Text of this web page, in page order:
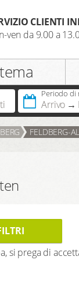
Appellativo
già una Dreamcard?
CLIENTI
ven da 9.00 a
Periodo di
Arrivo
FELDBERG-
si prega di